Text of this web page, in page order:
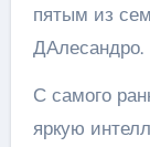
пятым из
ДАлесандро.
С самого
яркую